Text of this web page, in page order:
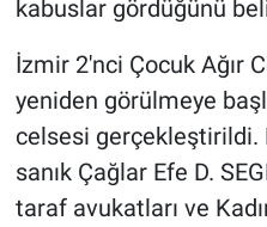
kabuslar gördüğünü
İzmir 2'nci Çocuk Ağır
yeniden görülmeye
celsesi gerçekleştirildi.
sanık Çağlar Efe D.
taraf avukatları ve